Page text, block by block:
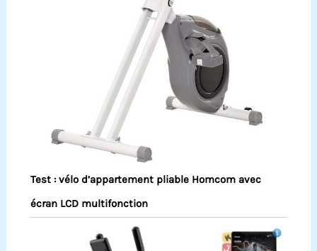
Test : vélo d’appartement pliable Homcom avec
écran LCD multifonction